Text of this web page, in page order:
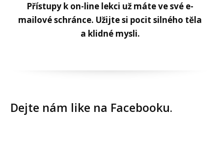
Přístupy k on-line lekci už máte ve své e-
mailové schránce. Užijte si pocit silného těla
a klidné mysli.
Dejte nám like na Facebooku.